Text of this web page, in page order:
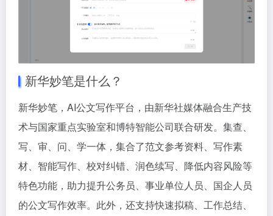
新华妙笔是什么？
新华妙笔，AI公文写作平台，由新华社媒体融合生产技
术与国家重点实验室和博特智能公司联合研发。集查、
写、审、问、学一体，集合了范文参考资料、写作素
材、智能写作、校对纠错、润色续写、降低内容风险等
特色功能，助力提升公务员、事业单位人员、国企人员
的公文写作效率。此外，还支持快速拟稿、工作总结、